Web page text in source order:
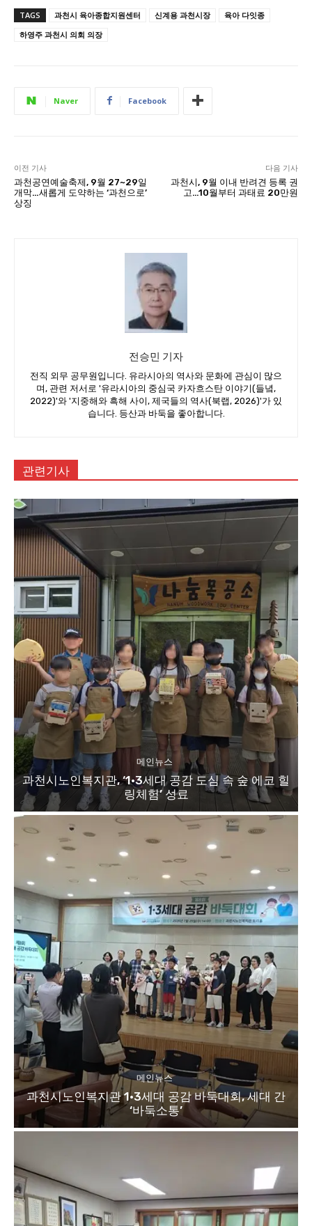
TAGS 과천시 육아종합지원센터 신계용 과천시장
육아 다잇종
하영주 과천시 의회 의장
Naver Facebook
이전 기사
과천공연예술축제, 9월 27~29일
개막…새롭게 도약하는 ‘과천으로’
상징
다음 기사
과천시, 9월 이내 반려견 등록 권
고…10월부터 과태료 20만원
전승민 기자
전직 외무 공무원입니다. 유라시아의 역사와 문화에 관심이 많으
며, 관련 저서로 '유라시아의 중심국 카자흐스탄 이야기(들녘,
2022)'와 '지중해와 흑해 사이, 제국들의 역사(북랩, 2026)'가 있
습니다. 등산과 바둑을 좋아합니다.
관련기사
메인뉴스
과천시노인복지관, ‘1·3세대 공감 도심 속 숲 에코 힐
링체험’ 성료
메인뉴스
과천시노인복지관 1·3세대 공감 바둑대회, 세대 간
‘바둑소통’